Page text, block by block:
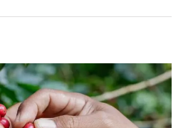
Сомнения
в
зёрнах
или
в
капсулах?